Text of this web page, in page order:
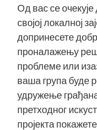
Од вас се
својој локалној
допринесете
проналажењу
проблеме или
ваша група буде
удружење
претходног
пројекта